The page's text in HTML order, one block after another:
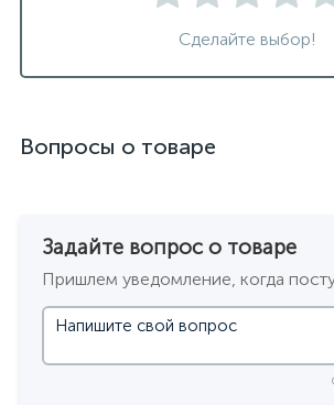
Сделайте выбор!
Вопросы о товаре
Задайте вопрос о товаре
Пришлем уведомление, когда